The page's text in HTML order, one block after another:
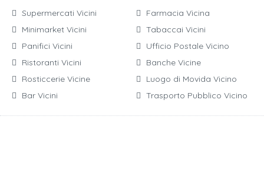
Supermercati Vicini
Minimarket Vicini
Panifici Vicini
Ristoranti Vicini
Rosticcerie Vicine
Bar Vicini
Farmacia Vicina
Tabaccai Vicini
Ufficio Postale Vicino
Banche Vicine
Luogo di Movida Vicino
Trasporto Pubblico Vicino